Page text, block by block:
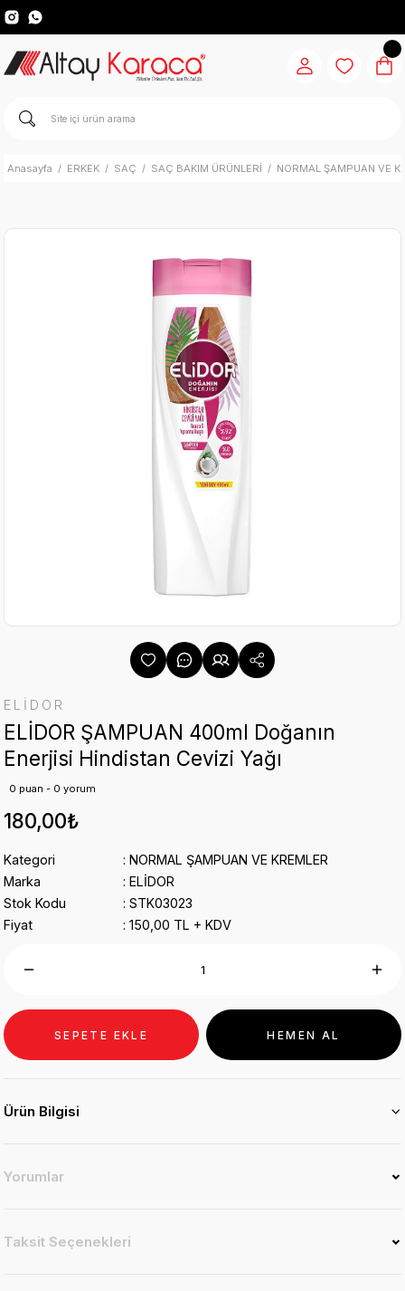
Anasayfa ERKEK SAÇ SAÇ BAKIM ÜRÜNLERİ NORMAL ŞAMPUAN VE
ELİDOR
ELİDOR ŞAMPUAN 400ml Doğanın
Enerjisi Hindistan Cevizi Yağı
0 puan - 0 yorum
180,00₺
Kategori
NORMAL ŞAMPUAN VE KREMLER
Marka
ELİDOR
Stok Kodu
STK03023
Fiyat
150,00 TL + KDV
SEPETE EKLE HEMEN AL
Ürün Bilgisi
Yorumlar
Taksit Seçenekleri